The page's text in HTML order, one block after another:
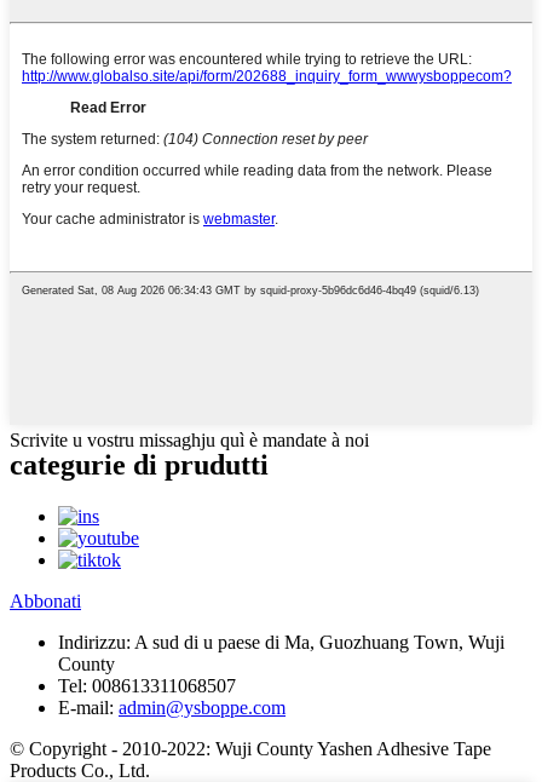
Scrivite u vostru missaghju quì è mandate à noi
categurie di prudutti
Abbonati
Indirizzu: A sud di u paese di Ma, Guozhuang Town, Wuji
County
Tel: 008613311068507
E-mail: admin@ysboppe.com
© Copyright - 2010-2022: Wuji County Yashen Adhesive Tape
Products Co., Ltd.